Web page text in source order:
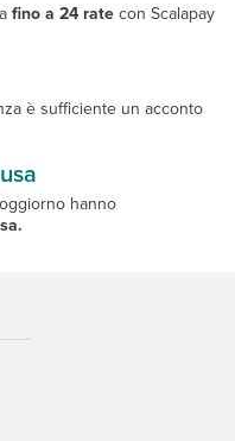
fino a 24 ratecon Scalapay
è sufficiente un acconto
hanno